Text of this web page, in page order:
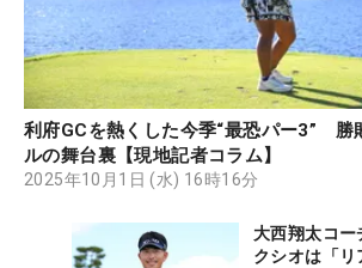
利府GCを熱くした今季“最恐パー3” 勝
ルの舞台裏【現地記者コラム】
2025年10月1日 (水) 16時16分
大西翔太コ
クシオは「